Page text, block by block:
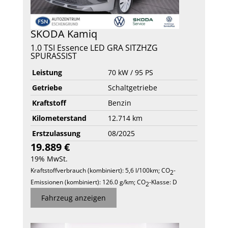
SKODA Kamiq
1.0 TSI Essence LED GRA SITZHZG
SPURASSIST
Leistung
70 kW / 95 PS
Getriebe
Schaltgetriebe
Kraftstoff
Benzin
Kilometerstand
12.714 km
Erstzulassung
08/2025
19.889 €
19% MwSt.
Kraftstoffverbrauch (kombiniert): 5,6 l/100km;CO2-
Emissionen (kombiniert): 126.0 g/km;CO2-Klasse: D
Fahrzeug anzeigen